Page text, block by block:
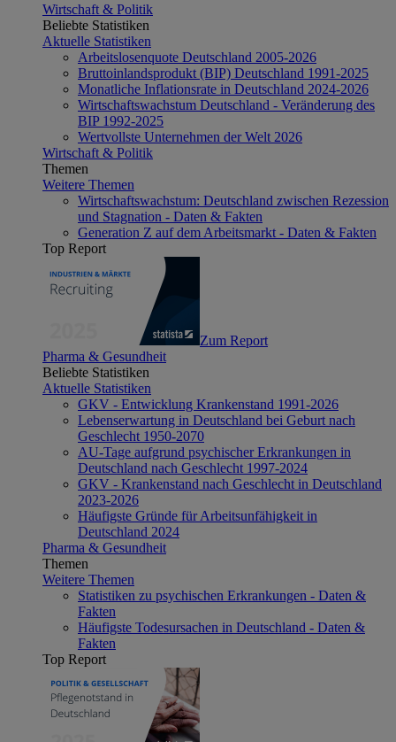
Wirtschaft & Politik
Beliebte Statistiken
Aktuelle Statistiken
Arbeitslosenquote Deutschland 2005-2026
Bruttoinlandsprodukt (BIP) Deutschland 1991-2025
Monatliche Inflationsrate in Deutschland 2024-2026
Wirtschaftswachstum Deutschland - Veränderung des
BIP 1992-2025
Wertvollste Unternehmen der Welt 2026
Wirtschaft & Politik
Themen
Weitere Themen
Wirtschaftswachstum: Deutschland zwischen Rezession
und Stagnation - Daten & Fakten
Generation Z auf dem Arbeitsmarkt - Daten & Fakten
Top Report
Zum Report
Pharma & Gesundheit
Beliebte Statistiken
Aktuelle Statistiken
GKV - Entwicklung Krankenstand 1991-2026
Lebenserwartung in Deutschland bei Geburt nach
Geschlecht 1950-2070
AU-Tage aufgrund psychischer Erkrankungen in
Deutschland nach Geschlecht 1997-2024
GKV - Krankenstand nach Geschlecht in Deutschland
2023-2026
Häufigste Gründe für Arbeitsunfähigkeit in
Deutschland 2024
Pharma & Gesundheit
Themen
Weitere Themen
Statistiken zu psychischen Erkrankungen - Daten &
Fakten
Häufigste Todesursachen in Deutschland - Daten &
Fakten
Top Report